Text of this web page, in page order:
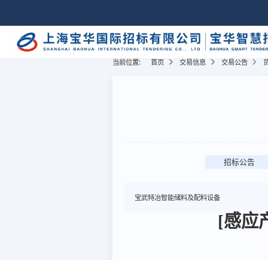
当前位置: 首页 交易信息 交易公告
招标公告
宝武特冶智能储料及配料设备
[感应